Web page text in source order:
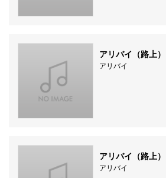
アリバイ（路上）
アリバイ
アリバイ（路上）
アリバイ